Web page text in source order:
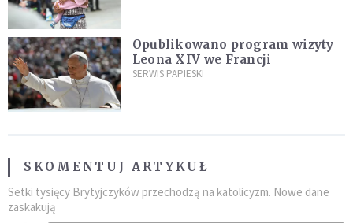
Opublikowano program wizyty
Leona XIV we Francji
SERWIS PAPIESKI
SKOMENTUJ ARTYKUŁ
Setki tysięcy Brytyjczyków przechodzą na katolicyzm. Nowe dane
zaskakują